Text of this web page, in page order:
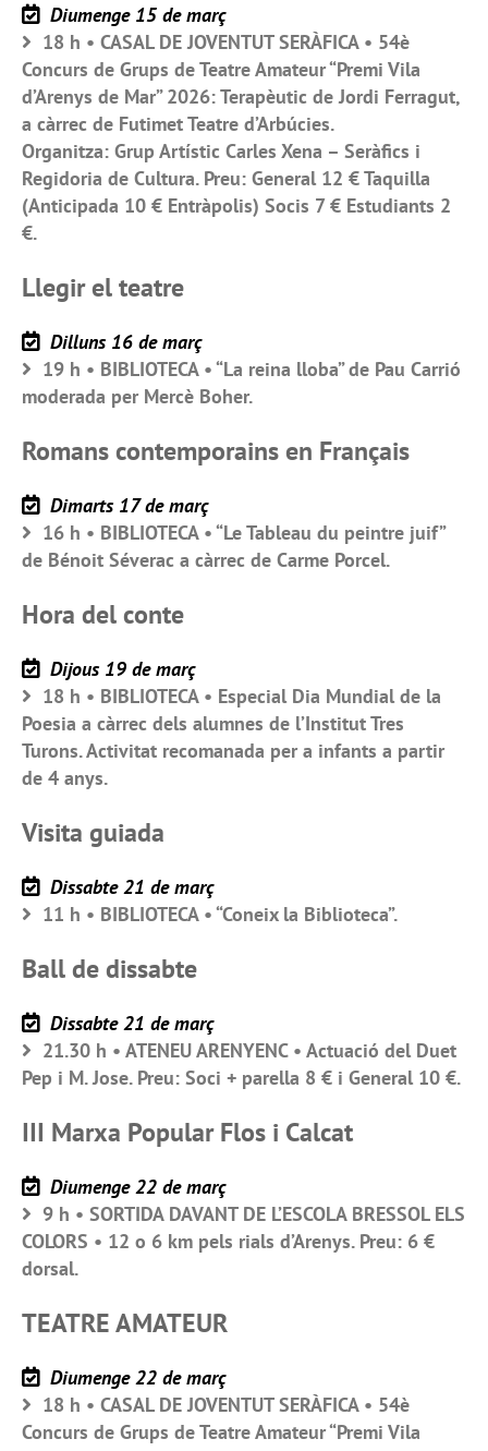
Diumenge 15 de març
18 h • CASAL DE JOVENTUT SERÀFICA • 54è
Concurs de Grups de Teatre Amateur “Premi Vila
d’Arenys de Mar” 2026: Terapèutic de Jordi Ferragut,
a càrrec de Futimet Teatre d’Arbúcies.
Organitza: Grup Artístic Carles Xena – Seràfics i
Regidoria de Cultura. Preu: General 12 € Taquilla
(Anticipada 10 € Entràpolis) Socis 7 € Estudiants 2
€.
Llegir el teatre
Dilluns 16 de març
19 h • BIBLIOTECA • “La reina lloba” de Pau Carrió
moderada per Mercè Boher.
Romans contemporains en Français
Dimarts 17 de març
16 h • BIBLIOTECA • “Le Tableau du peintre juif”
de Bénoit Séverac a càrrec de Carme Porcel.
Hora del conte
Dijous 19 de març
18 h • BIBLIOTECA • Especial Dia Mundial de la
Poesia a càrrec dels alumnes de l’Institut Tres
Turons. Activitat recomanada per a infants a partir
de 4 anys.
Visita guiada
Dissabte 21 de març
11 h • BIBLIOTECA • “Coneix la Biblioteca”.
Ball de dissabte
Dissabte 21 de març
21.30 h • ATENEU ARENYENC • Actuació del Duet
Pep i M. Jose. Preu: Soci + parella 8 € i General 10 €.
III Marxa Popular Flos i Calcat
Diumenge 22 de març
9 h • SORTIDA DAVANT DE L’ESCOLA BRESSOL ELS
COLORS • 12 o 6 km pels rials d’Arenys. Preu: 6 €
dorsal.
TEATRE AMATEUR
Diumenge 22 de març
18 h • CASAL DE JOVENTUT SERÀFICA • 54è
Concurs de Grups de Teatre Amateur “Premi Vila